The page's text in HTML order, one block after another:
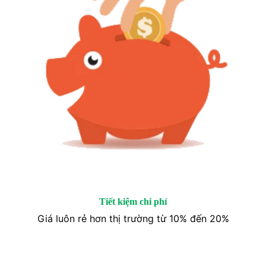
Tiết kiệm chi phí
Giá luôn rẻ hơn thị trường từ 10% đến 20%